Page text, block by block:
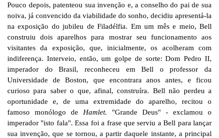
Pouco depois, patenteou sua invenção e, a conselho do pai de sua
noiva, já convencido da viabilidade do sonho, decidiu apresentá-la
na exposição do jubileu de Filadélfia. Em um mês e meio, Bell
construiu dois aparelhos para mostrar seu funcionamento aos
visitantes da exposição, que, inicialmente, os acolheram com
indiferença. Interveio, então, um golpe de sorte: Dom Pedro II,
imperador do Brasil, reconheceu em Bell o professor da
Universidade de Boston, que encontrara anos antes, e ficou
curioso para saber o que, afinal, construíra. Bell não perdeu a
oportunidade e, de uma extremidade do aparelho, recitou o
famoso monólogo de Hamlet. "Grande Deus" - exclamou o
imperador "isto fala". Essa foi a frase que serviu a Bell para lançar
sua invenção, que se tornou, a partir daquele instante, a principal